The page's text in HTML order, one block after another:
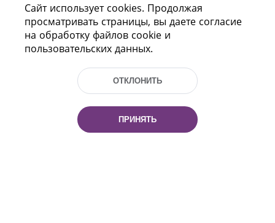
Пр-т Независимости 116
Тел.: (+375 17) 368 37 37, Факс: (+375 17)
Эл. почта: inbox@nlb.by
Сайт использует cookies. Продолжая
просматривать страницы, вы даете согласие
на обработку файлов cookie и
пользовательских данных.
ОТКЛОНИТЬ
ПРИНЯТЬ